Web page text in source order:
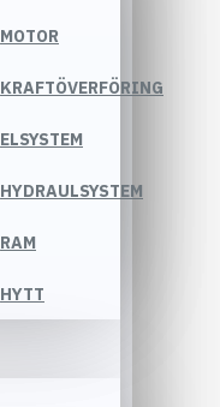
MOTOR
KRAFTÖVERFÖRING
ELSYSTEM
HYDRAULSYSTEM
RAM
HYTT